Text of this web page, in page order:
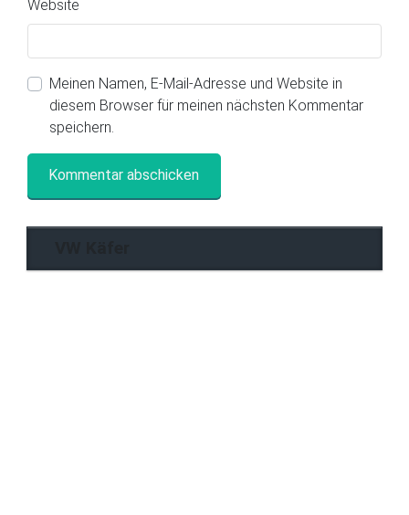
Website
Meinen Namen, E-Mail-Adresse und Website in
diesem Browser für meinen nächsten Kommentar
speichern.